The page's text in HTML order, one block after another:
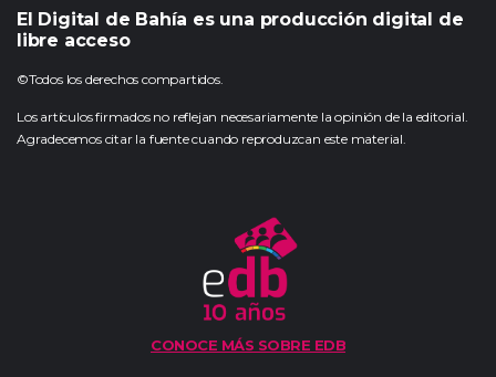
El Digital de Bahía es una producción digital de
libre acceso
©Todos los derechos compartidos.
Los artículos firmados no reflejan necesariamente la opinión de la editorial.
Agradecemos citar la fuente cuando reproduzcan este material.
CONOCE MÁS SOBRE EDB